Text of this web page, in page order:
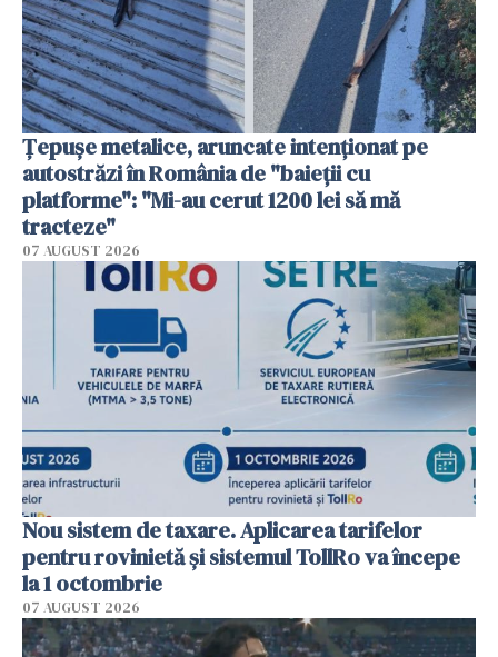
Țepușe metalice, aruncate intenționat pe
autostrăzi în România de "baieții cu
platforme": "Mi-au cerut 1200 lei să mă
tracteze"
07 AUGUST 2026
Nou sistem de taxare. Aplicarea tarifelor
pentru rovinietă şi sistemul TollRo va începe
la 1 octombrie
07 AUGUST 2026